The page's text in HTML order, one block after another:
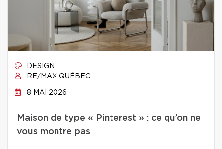
DESIGN
RE/MAX QUÉBEC
8 MAI 2026
Maison de type « Pinterest » : ce qu’on ne
vous montre pas